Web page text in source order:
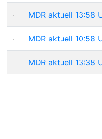
MDR aktuell 13:58
MDR aktuell 10:58
MDR aktuell 13:38